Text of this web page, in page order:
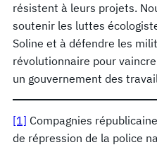
résistent à leurs projets.
soutenir les luttes
Soline et à défendre les
révolutionnaire pour
un gouvernement des
[1] Compagnies
de répression de la police